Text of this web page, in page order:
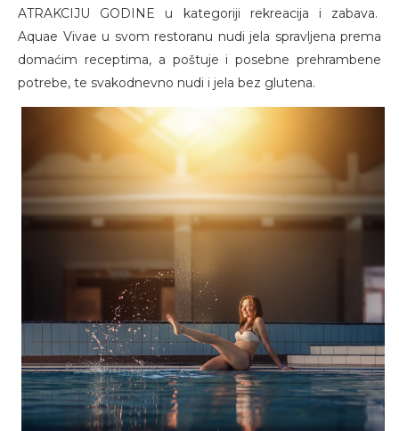
ATRAKCIJU GODINE u kategoriji rekreacija i zabava.
Aquae Vivae u svom restoranu nudi jela spravljena prema
domaćim receptima, a poštuje i posebne prehrambene
potrebe, te svakodnevno nudi i jela bez glutena.